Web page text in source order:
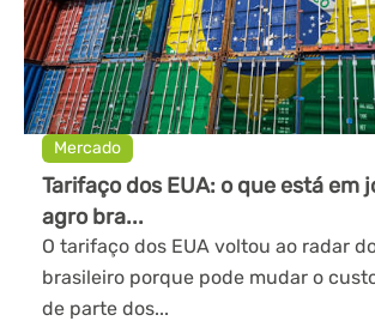
Mercado
Tarifaço dos EUA: o que está em
agro bra...
O tarifaço dos EUA voltou ao radar
brasileiro porque pode mudar o
de parte dos...